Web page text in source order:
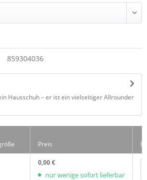
859304036
Hausschuh – er ist ein vielseitiger Allrounder
Preis
0,00 €
nur wenige sofort lieferbar